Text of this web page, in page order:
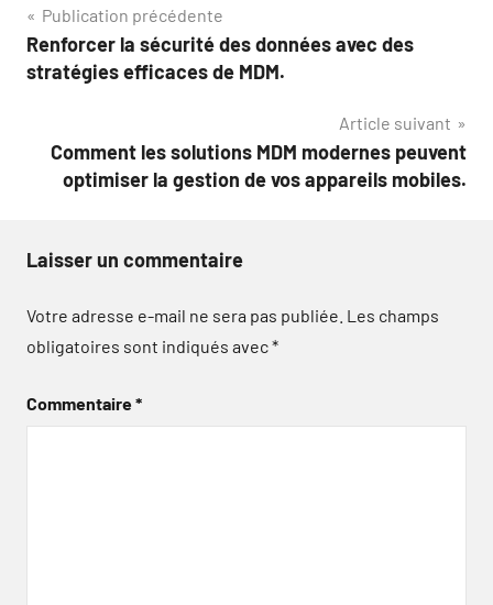
Navigation
de
Publication précédente
Renforcer la sécurité des données avec des
stratégies efficaces de MDM.
Article suivant
Comment les solutions MDM modernes peuvent
optimiser la gestion de vos appareils mobiles.
Laisser un commentaire
Votre adresse e-mail ne sera pas publiée. Les champs
obligatoires sont indiqués avec*
Commentaire*